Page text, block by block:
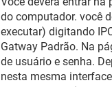
do computador. você
executar) digitando
Gatway Padrão. Na
de usuário e senha.
nesta mesma